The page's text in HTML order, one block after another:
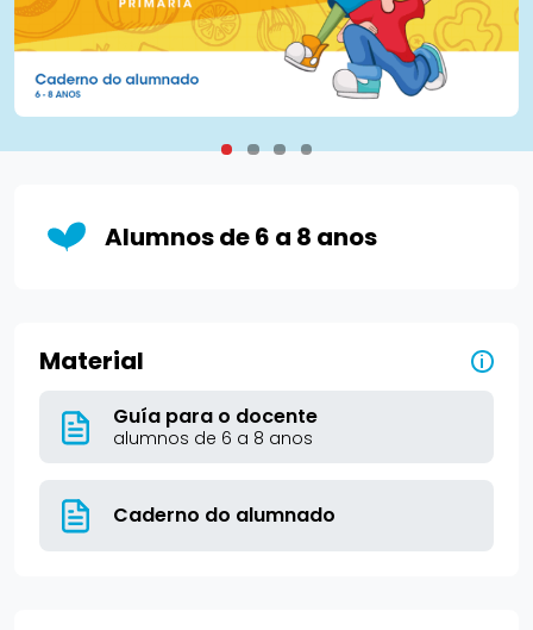
Alumnos de 6 a 8 anos
Material i
Guía para o docente
alumnos de 6 a 8 anos
Caderno do alumnado